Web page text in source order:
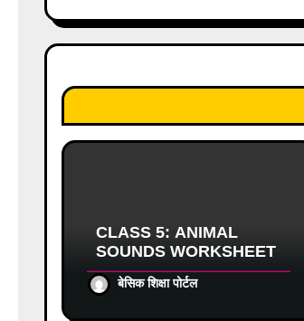
a
t
i
o
CLASS 5: ANIMAL
SOUNDS WORKSHEET
बेसिक शिक्षा पोर्टल